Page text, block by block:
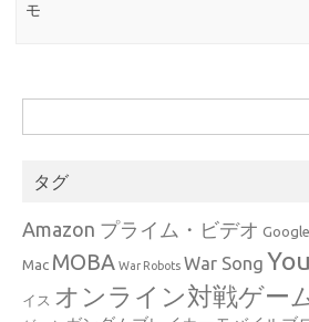
モ
索:
タグ
Amazon プライム・ビデオ Google
Mac MOBA War Robots War Song
イス オンライン対戦ゲー